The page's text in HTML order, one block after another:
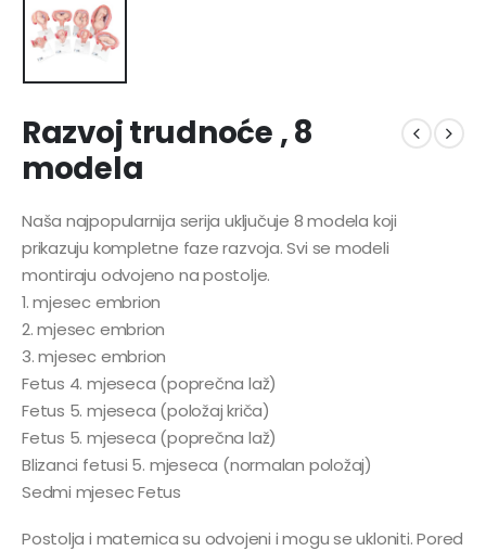
Razvoj trudnoće , 8
modela
Naša najpopularnija serija uključuje 8 modela koji
prikazuju kompletne faze razvoja. Svi se modeli
montiraju odvojeno na postolje.
1. mjesec embrion
2. mjesec embrion
3. mjesec embrion
Fetus 4. mjeseca (poprečna laž)
Fetus 5. mjeseca (položaj kriča)
Fetus 5. mjeseca (poprečna laž)
Blizanci fetusi 5. mjeseca (normalan položaj)
Sedmi mjesec Fetus
Postolja i maternica su odvojeni i mogu se ukloniti. Pored